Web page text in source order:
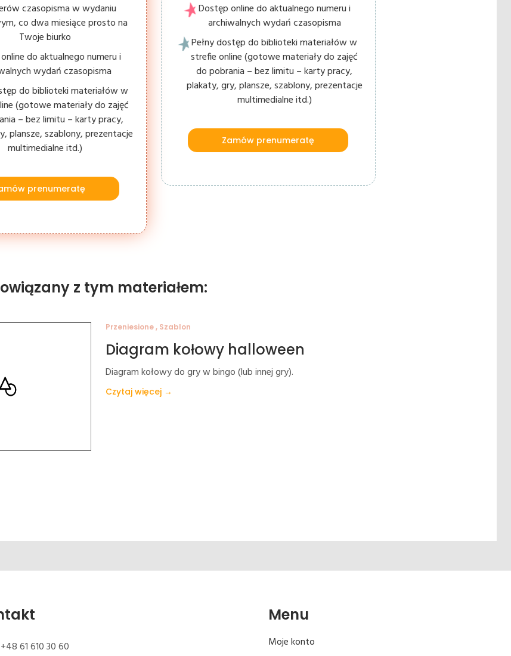
czasopisma w wydaniu
co dwa miesiące prosto na
Twoje biurko
do aktualnego numeru i
wydań czasopisma
do biblioteki materiałów w
(gotowe materiały do zajęć
– bez limitu – karty pracy,
plansze, szablony, prezentacje
multimedialne itd.)
prenumeratę
Dostęp online do aktualnego numeru i
archiwalnych wydań czasopisma
Pełny dostęp do biblioteki materiałów w
strefie online (gotowe materiały do zajęć
do pobrania – bez limitu – karty pracy,
plakaty, gry, plansze, szablony, prezentacje
multimedialne itd.)
Zamów prenumeratę
z tym materiałem:
Przeniesione , Szablon
Diagram kołowy halloween
Diagram kołowy do gry w bingo (lub innej gry).
Czytaj więcej →
+48 61 610 30 60
Menu
Moje konto